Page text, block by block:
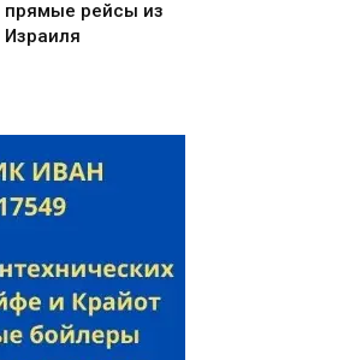
прямые рейсы из
Израиля